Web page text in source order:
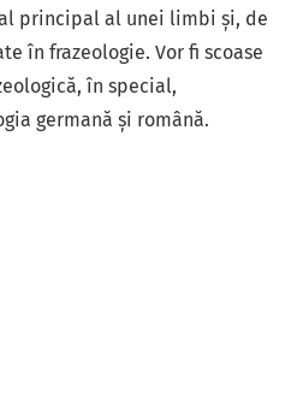
principal al unei limbi și, de
în frazeologie. Vor fi scoase
în special,
germană și română.